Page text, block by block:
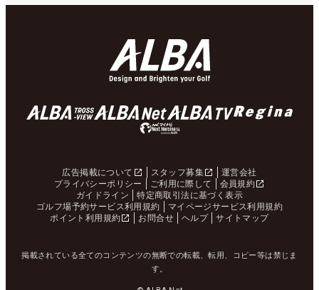
広告掲載について スタッフ募集
運営会社
プライバシーポリシー
ご利用に際して
会員規約
ガイドライン
特定商取引法に基づく表示
ゴルフ場予約サービス利用規約
マイページサービス利用規約
ポイント利用規約
お問合せ ヘルプ サイトマップ
掲載されている全てのコンテンツの無断での転載、転用、コピー等は禁じま
す。